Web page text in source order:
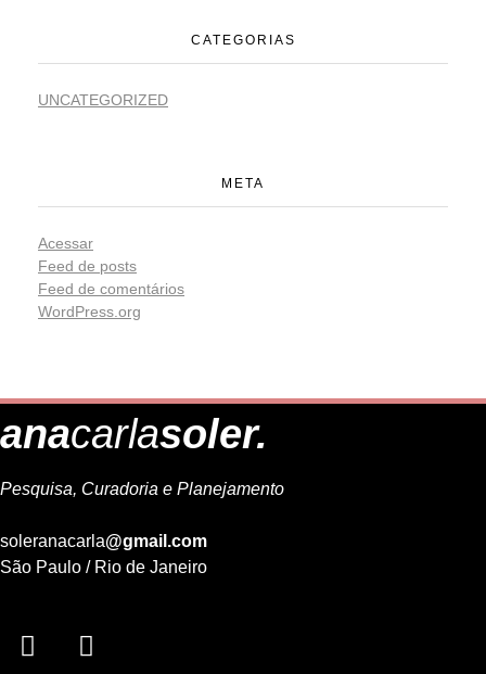
CATEGORIAS
UNCATEGORIZED
META
Acessar
Feed de posts
Feed de comentários
WordPress.org
anacarlasoler.
Pesquisa, Curadoria e Planejamento
soleranacarla@gmail.com
São Paulo / Rio de Janeiro